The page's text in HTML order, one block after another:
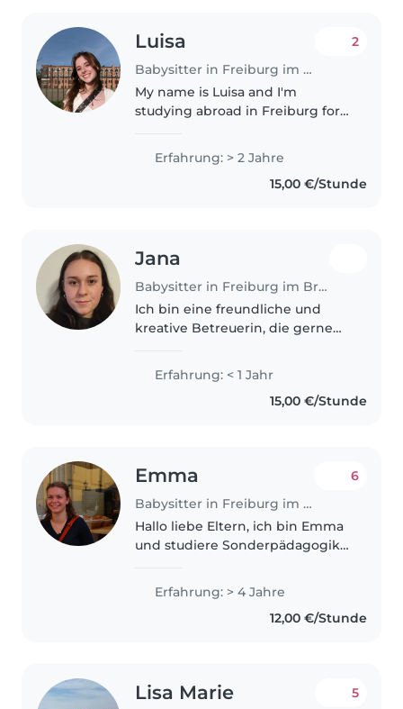
Luisa
Babysitter in Freiburg im Breisgau
2
My name is Luisa and I'm
studying abroad in Freiburg for
majors are environmental
studies and sustainability and
german. I am wanting to help
Erfahrung: > 2 Jahre
15,00 €/Stunde
Jana
Babysitter in Freiburg im Breisgau
Ich bin eine freundliche und
kreative Betreuerin, die gerne
Grundschulalter arbeitet. Ich
mache gerade ein Freiwilliges-
Soziales-Jahr und möchte mir
Erfahrung: < 1 Jahr
15,00 €/Stunde
Emma
Babysitter in Freiburg im Breisgau
6
Hallo liebe Eltern, ich bin Emma
und studiere Sonderpädagogik
Jahren engagiere ich mich aktiv
in der Kinder- und Jugendarbeit
in meiner Heimatstadt..
Erfahrung: > 4 Jahre
12,00 €/Stunde
Lisa Marie 5